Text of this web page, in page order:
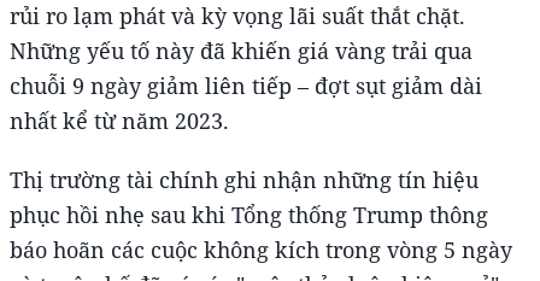
rủi ro lạm phát và kỳ vọng lãi suất thắt chặt.
Những yếu tố này đã khiến giá vàng trải qua
chuỗi 9 ngày giảm liên tiếp – đợt sụt giảm dài
nhất kể từ năm 2023.
Thị trường tài chính ghi nhận những tín hiệu
phục hồi nhẹ sau khi Tổng thống Trump thông
báo hoãn các cuộc không kích trong vòng 5 ngày